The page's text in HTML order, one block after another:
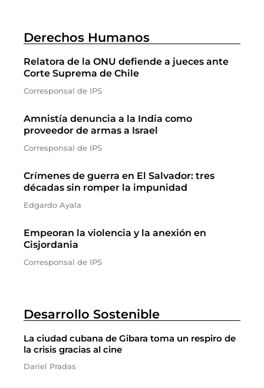
Derechos Humanos
Relatora de la ONU defiende a jueces ante
Corte Suprema de Chile
Corresponsal de IPS
Amnistía denuncia a la India como
proveedor de armas a Israel
Corresponsal de IPS
Crímenes de guerra en El Salvador: tres
décadas sin romper la impunidad
Edgardo Ayala
Empeoran la violencia y la anexión en
Cisjordania
Corresponsal de IPS
Desarrollo Sostenible
La ciudad cubana de Gibara toma un respiro de
la crisis gracias al cine
Dariel Pradas